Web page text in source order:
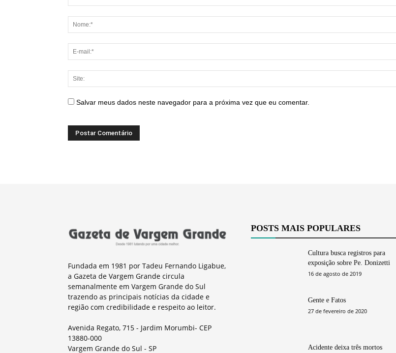
Salvar meus dados neste navegador para a próxima vez que eu comentar.
Fundada em 1981 por Tadeu Fernando Ligabue,
a Gazeta de Vargem Grande circula
semanalmente em Vargem Grande do Sul
trazendo as principais notícias da cidade e
região com credibilidade e respeito ao leitor.
Avenida Regato, 715 - Jardim Morumbi- CEP
13880-000
Vargem Grande do Sul - SP
POSTS MAIS POPULARES
Cultura busca registros para
exposição sobre Pe. Donizetti
16 de agosto de 2019
Gente e Fatos
27 de fevereiro de 2020
Acidente deixa três mortos